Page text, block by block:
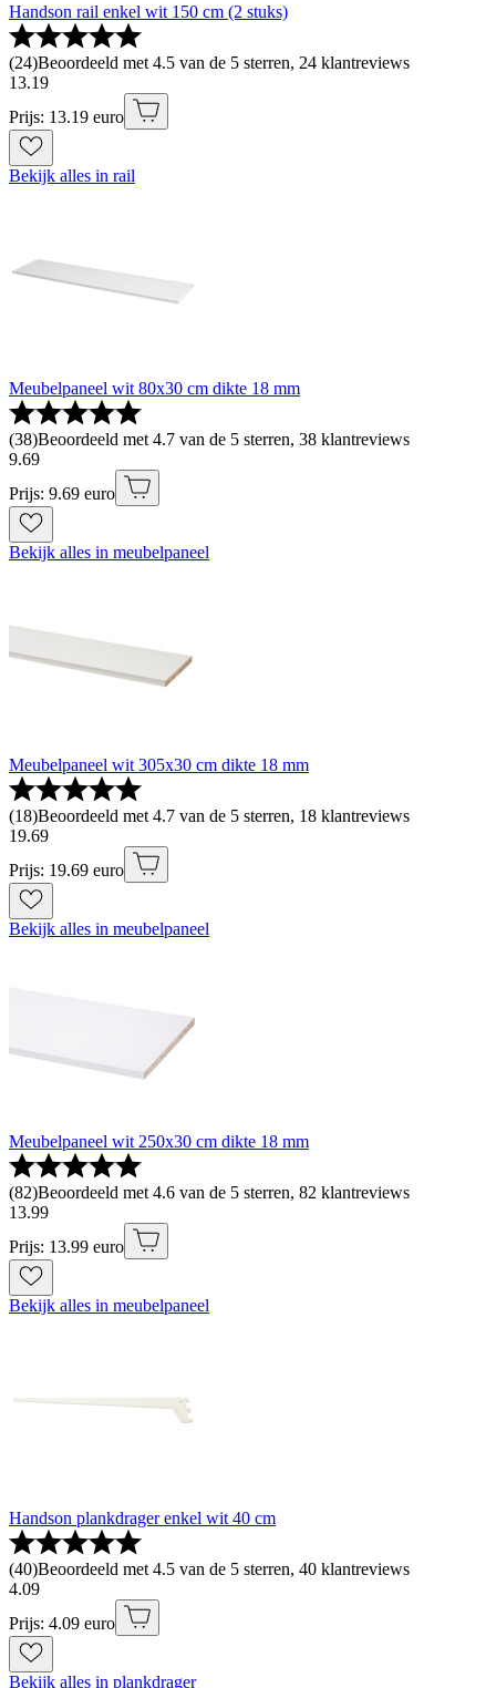
Handson rail enkel wit 150 cm (2 stuks)
(24)Beoordeeld met 4.5 van de 5 sterren, 24 klantreviews
13.19
Prijs: 13.19 euro
Bekijk alles in rail
Meubelpaneel wit 80x30 cm dikte 18 mm
(38)Beoordeeld met 4.7 van de 5 sterren, 38 klantreviews
9.69
Prijs: 9.69 euro
Bekijk alles in meubelpaneel
Meubelpaneel wit 305x30 cm dikte 18 mm
(18)Beoordeeld met 4.7 van de 5 sterren, 18 klantreviews
19.69
Prijs: 19.69 euro
Bekijk alles in meubelpaneel
Meubelpaneel wit 250x30 cm dikte 18 mm
(82)Beoordeeld met 4.6 van de 5 sterren, 82 klantreviews
13.99
Prijs: 13.99 euro
Bekijk alles in meubelpaneel
Handson plankdrager enkel wit 40 cm
(40)Beoordeeld met 4.5 van de 5 sterren, 40 klantreviews
4.09
Prijs: 4.09 euro
Bekijk alles in plankdrager